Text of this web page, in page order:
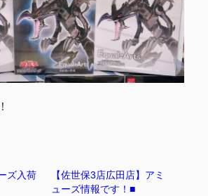
ズ入荷
【佐世保3店広田店】アミ
ューズ情報です！■